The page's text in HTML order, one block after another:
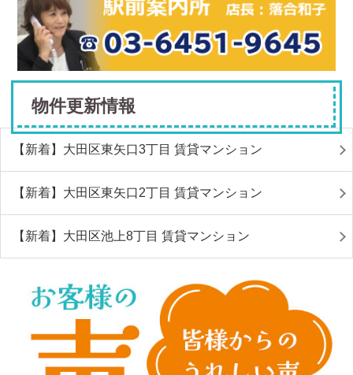
物件更新情報
【新着】大田区東矢口3丁目 賃貸マンション
【新着】大田区東矢口2丁目 賃貸マンション
【新着】大田区池上8丁目 賃貸マンション